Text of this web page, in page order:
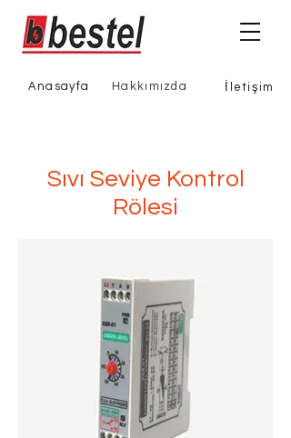
Anasayfa Hakkımızda İletişim
Sıvı Seviye Kontrol
Rölesi